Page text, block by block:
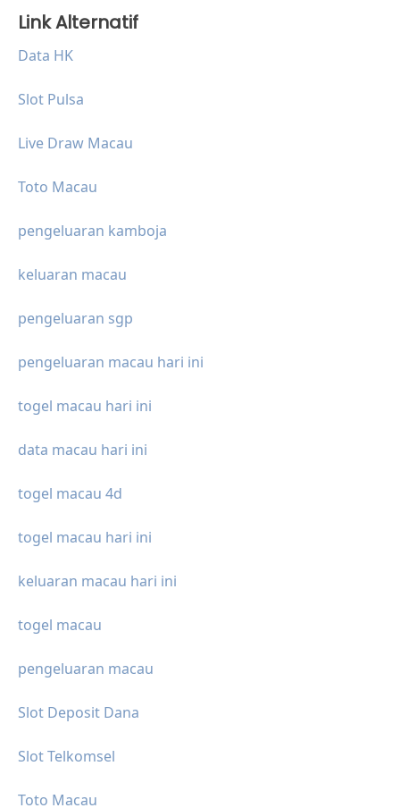
Link Alternatif
Data HK
Slot Pulsa
Live Draw Macau
Toto Macau
pengeluaran kamboja
keluaran macau
pengeluaran sgp
pengeluaran macau hari ini
togel macau hari ini
data macau hari ini
togel macau 4d
togel macau hari ini
keluaran macau hari ini
togel macau
pengeluaran macau
Slot Deposit Dana
Slot Telkomsel
Toto Macau